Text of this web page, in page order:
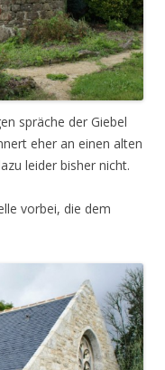
spräche der Giebel
eher an einen alten
leider bisher nicht.
vorbei, die dem